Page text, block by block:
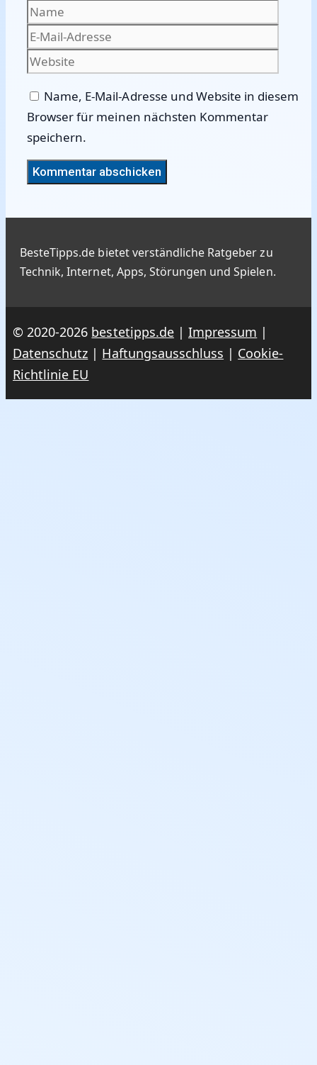
Name
Mail-
Name, E-Mail-Adresse und Website in diesem
Browser für meinen nächsten Kommentar
speichern.
BesteTipps.de bietet verständliche Ratgeber zu
Technik, Internet, Apps, Störungen und Spielen.
© 2020-2026 bestetipps.de| Impressum |
Datenschutz | Haftungsausschluss | Cookie-
Richtlinie EU